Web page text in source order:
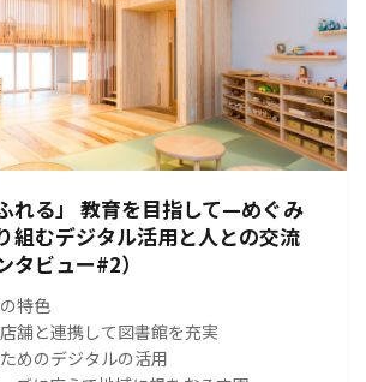
れる」 教育を目指して—めぐみ
組むデジタル活用と人との交流
タビュー#2）
特色
舗と連携して図書館を充実
めのデジタルの活用